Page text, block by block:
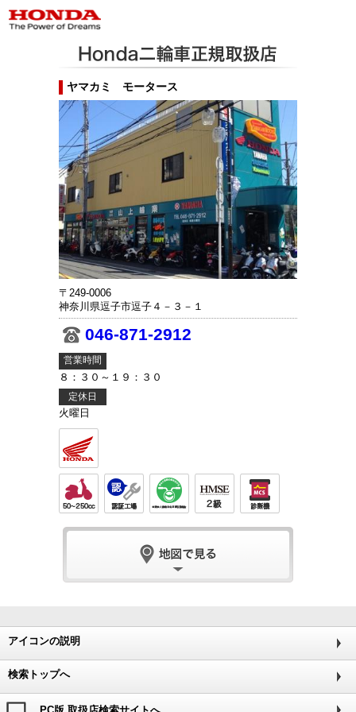
ヤマカミ モータース
〒249-0006
神奈川県逗子市逗子４－３－１
046-871-2912
営業時間
８：３０～１９：３０
定休日
火曜日
アイコンの説明
検索トップへ